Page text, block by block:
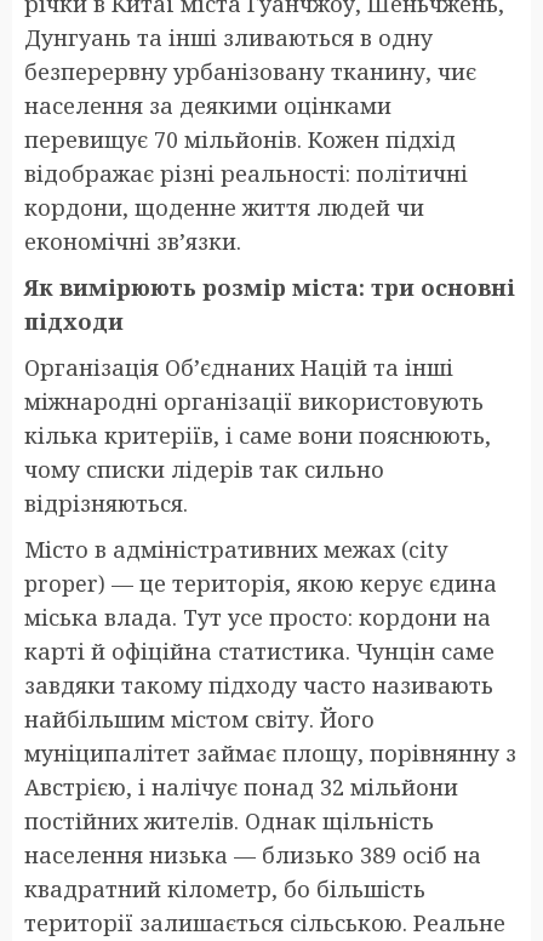
Дунгуань та інші зливаються в одну
безперервну урбанізовану тканину, чиє
населення за деякими оцінками
перевищує 70 мільйонів. Кожен підхід
відображає різні реальності: політичні
кордони, щоденне життя людей чи
економічні зв’язки.
Як вимірюють розмір міста: три основні
підходи
Організація Об’єднаних Націй та інші
міжнародні організації використовують
кілька критеріїв, і саме вони пояснюють,
чому списки лідерів так сильно
відрізняються.
Місто в адміністративних межах (city
proper) — це територія, якою керує єдина
міська влада. Тут усе просто: кордони на
карті й офіційна статистика. Чунцін саме
завдяки такому підходу часто називають
найбільшим містом світу. Його
муніципалітет займає площу, порівнянну з
Австрією, і налічує понад 32 мільйони
постійних жителів. Однак щільність
населення низька — близько 389 осіб на
квадратний кілометр, бо більшість
території залишається сільською. Реальне